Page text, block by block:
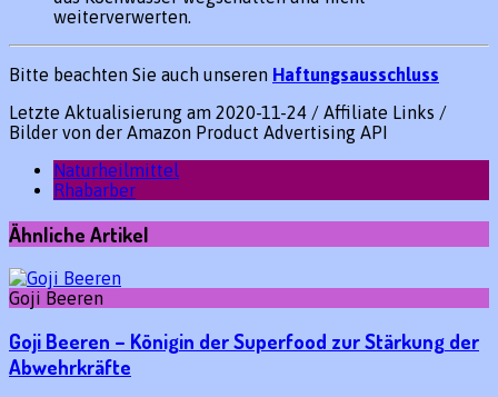
weiterverwerten.
Bitte beachten Sie auch unseren Haftungsausschluss
Letzte Aktualisierung am 2020-11-24 / Affiliate Links /
Bilder von der Amazon Product Advertising API
Naturheilmittel
Rhabarber
Ähnliche Artikel
Goji Beeren
Goji Beeren – Königin der Superfood zur Stärkung der
Abwehrkräfte